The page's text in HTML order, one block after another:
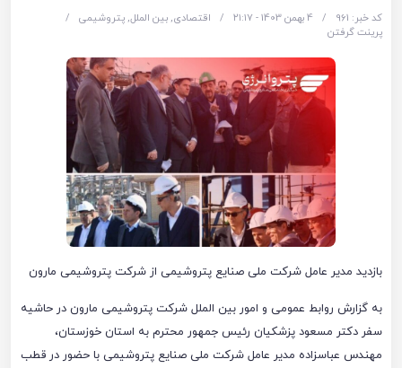
کد خبر: 961 / 4 بهمن 1403 - ۲۱:۱۷ / اقتصادی, بین الملل, پتروشیمی
/
پرینت گرفتن
بازدید مدیر عامل شرکت ملی صنایع پتروشیمی از شرکت پتروشیمی مارون
به گزارش روابط عمومی و امور بین الملل شرکت پتروشیمی مارون در حاشیه
سفر دکتر مسعود پزشکیان رئیس جمهور محترم به استان خوزستان،
مهندس عباسزاده مدیر عامل شرکت ملی صنایع پتروشیمی با حضور در قطب